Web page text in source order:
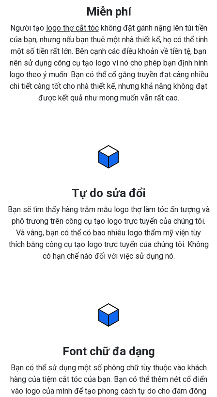
Miễn phí
Người tạo logo thợ cắt tóckhông đặt gánh nặng lên túi tiền
của bạn, nhưng nếu bạn thuê một nhà thiết kế, họ có thể tính
một số tiền rất lớn. Bên cạnh các điều khoản về tiền tệ, bạn
nên sử dụng công cụ tạo logo vì nó cho phép bạn định hình
logo theo ý muốn. Bạn có thể cố gắng truyền đạt càng nhiều
chi tiết càng tốt cho nhà thiết kế, nhưng khả năng không đạt
được kết quả như mong muốn vẫn rất cao.
Tự do sửa đổi
Bạn sẽ tìm thấy hàng trăm mẫu logo thợ làm tóc ấn tượng và
phô trương trên công cụ tạo logo trực tuyến của chúng tôi.
Và vâng, bạn có thể có bao nhiêu logo thẩm mỹ viện tùy
thích bằng công cụ tạo logo trực tuyến của chúng tôi. Không
có hạn chế nào đối với việc sử dụng nó.
Font chữ đa dạng
Bạn có thể sử dụng một số phông chữ tùy thuộc vào khách
hàng của tiệm cắt tóc của bạn. Bạn có thể thêm nét cổ điển
vào logo của mình để tạo phong cách tự do cho đám đông